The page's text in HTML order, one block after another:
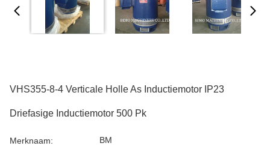
VHS355-8-4 Verticale Holle As Inductiemotor IP23
Driefasige Inductiemotor 500 Pk
Merknaam: BM